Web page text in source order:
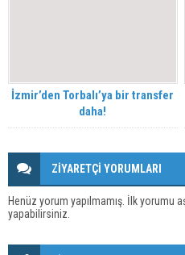
İzmir’den Torbalı’ya bir transfer
daha!
ZİYARETÇİ YORUMLARI
Henüz yorum yapılmamış. İlk yorumu
yapabilirsiniz.